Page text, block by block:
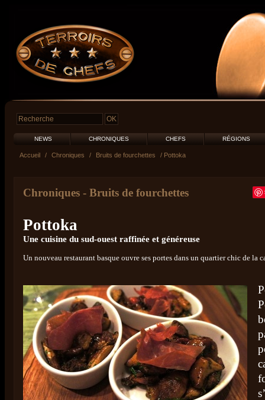
NEWS CHRONIQUES CHEFS RÉGIONS
Accueil / Chroniques / Bruits de fourchettes / Pottoka
Chroniques - Bruits de fourchettes
Pottoka
Une cuisine du sud-ouest raffinée et généreuse
Un nouveau restaurant basque ouvre ses portes dans un quartier chic de la